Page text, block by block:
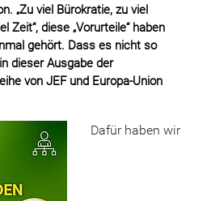
„Zu viel Bürokratie, zu viel
Zeit“, diese „Vorurteile“ haben
gehört. Dass es nicht so
dieser Ausgabe der
von JEF und Europa-Union
Dafür haben wir